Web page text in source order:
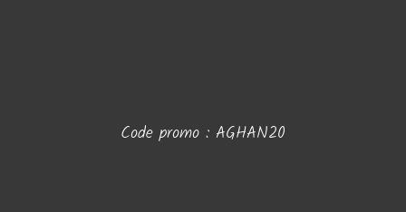
Code promo : AGHAN20